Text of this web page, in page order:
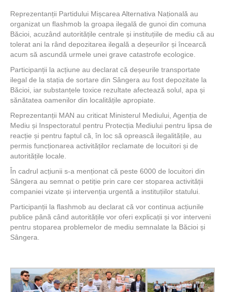
Reprezentanții Partidului Mișcarea Alternativa Națională au
organizat un flashmob la groapa ilegală de gunoi din comuna
Băcioi, acuzând autoritățile centrale și instituțiile de mediu că au
tolerat ani la rând depozitarea ilegală a deșeurilor și încearcă
acum să ascundă urmele unei grave catastrofe ecologice.
Participanții la acțiune au declarat că deșeurile transportate
ilegal de la stația de sortare din Sângera au fost depozitate la
Băcioi, iar substanțele toxice rezultate afectează solul, apa și
sănătatea oamenilor din localitățile apropiate.
Reprezentanții MAN au criticat Ministerul Mediului, Agenția de
Mediu și Inspectoratul pentru Protecția Mediului pentru lipsa de
reacție și pentru faptul că, în loc să oprească ilegalitățile, au
permis funcționarea activităților reclamate de locuitori și de
autoritățile locale.
În cadrul acțiunii s-a menționat că peste 6000 de locuitori din
Sângera au semnat o petiție prin care cer stoparea activității
companiei vizate și intervenția urgentă a instituțiilor statului.
Participanții la flashmob au declarat că vor continua acțiunile
publice până când autoritățile vor oferi explicații și vor interveni
pentru stoparea problemelor de mediu semnalate la Băcioi și
Sângera.